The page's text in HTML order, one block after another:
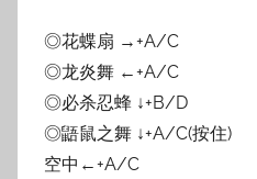
◎花蝶扇 →+A/C
◎龙炎舞 ←+A/C
◎必杀忍蜂 ↓+B/D
◎鼯鼠之舞 ↓+A/C(按住)
空中←+A/C